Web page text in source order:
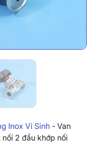
Inox Vi Sinh - Van
2 đầu khớp nối